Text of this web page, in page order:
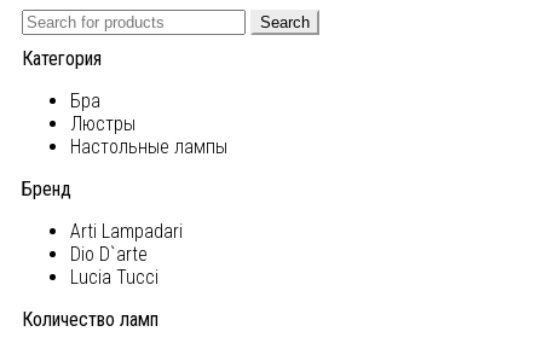
Search
Категория
Бра
Люстры
Настольные лампы
Бренд
Arti Lampadari
Dio D`arte
Lucia Tucci
Количество ламп